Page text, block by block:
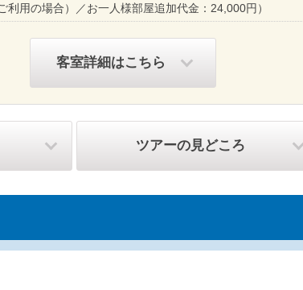
利用の場合）／お一人様部屋追加代金：24,000円）
客室詳細はこちら
ツアーの見どころ